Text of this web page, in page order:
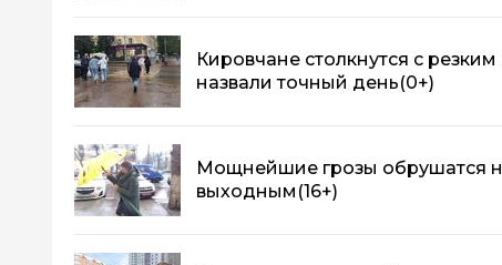
Кировчане столкнутся с
назвали точный день(0+)
Мощнейшие грозы обрушатся
выходным (16+)